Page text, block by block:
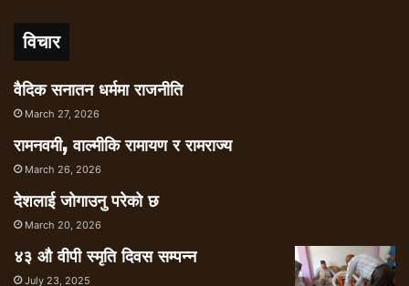
विचार
वैदिक सनातन धर्ममा राजनीति
March 27, 2026
रामनवमी, वाल्मीकि रामायण र रामराज्य
March 26, 2026
देशलाई जोगाउनु परेको छ
March 20, 2026
४३ औ वीपी स्मृति दिवस सम्पन्न
July 23, 2025